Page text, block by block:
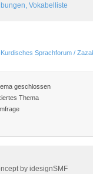
Vokabelliste
Sprachforum /
geschlossen
Thema
by idesignSMF